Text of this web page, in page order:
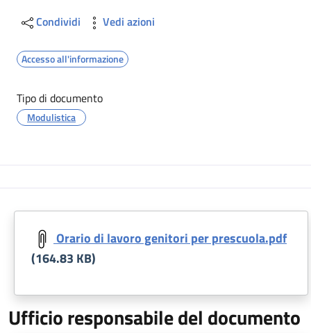
Condividi Vedi azioni
Accesso all'informazione
Tipo di documento
Modulistica
Orario di lavoro genitori per prescuola.pdf
(164.83 KB)
Ufficio responsabile del documento